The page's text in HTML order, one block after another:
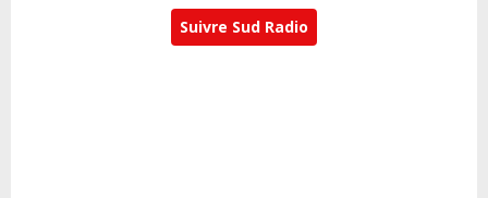
Suivre Sud Radio